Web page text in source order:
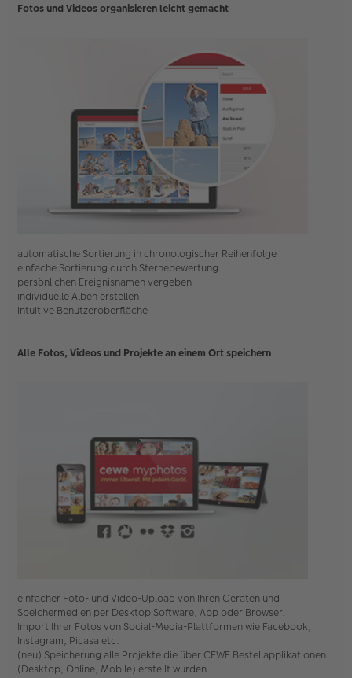
e
Fotos und Videos organisieren leicht gemacht
automatische Sortierung in chronologischer Reihenfolge
einfache Sortierung durch Sternebewertung
persönlichen Ereignisnamen vergeben
individuelle Alben erstellen
intuitive Benutzeroberfläche
Alle Fotos, Videos und Projekte an einem Ort speichern
einfacher Foto- und Video-Upload von Ihren Geräten und
Speichermedien per Desktop Software, App oder Browser.
Import Ihrer Fotos von Social-Media-Plattformen wie Facebook,
Instagram, Picasa etc.
(neu) Speicherung alle Projekte die über CEWE Bestellapplikationen
(Desktop, Online, Mobile) erstellt wurden.